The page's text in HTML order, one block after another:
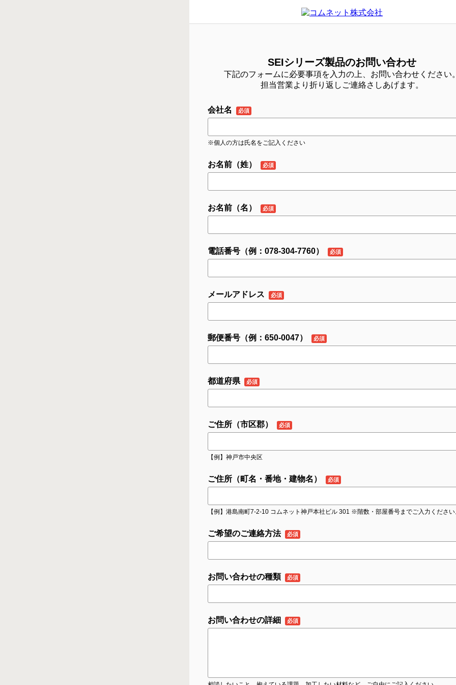
SEIシリーズ製品のお問い合わせ
下記のフォームに必要事項を入力の上、お問い合わせください
担当営業より折り返しご連絡さしあげます。
会社名
※個人の方は氏名をご記入ください
お名前（姓）
お名前（名）
電話番号（例：078-304-7760）
メールアドレス
郵便番号（例：650-0047）
都道府県
ご住所（市区郡）
【例】神戸市中央区
ご住所（町名・番地・建物名）
【例】港島南町7-2-10 コムネット神戸本社ビル 301 ※階数・部屋番号までご入力くださ
ご希望のご連絡方法
お問い合わせの種類
お問い合わせの詳細